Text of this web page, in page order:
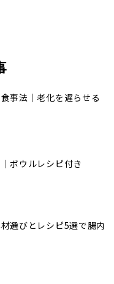
事法｜老化を遅らせる
ボウルレシピ付き
選びとレシピ5選で腸内